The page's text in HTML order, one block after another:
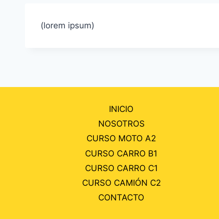
(lorem ipsum)
INICIO
NOSOTROS
CURSO MOTO A2
CURSO CARRO B1
CURSO CARRO C1
CURSO CAMIÓN C2
CONTACTO